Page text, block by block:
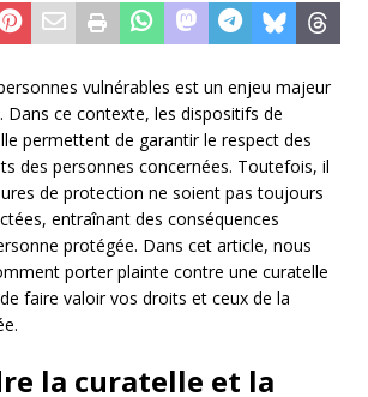
vulnérables est un enjeu majeur
Dans ce contexte, les dispositifs de
permettent de garantir le respect des
des personnes concernées. Toutefois, il
de protection ne soient pas toujours
entraînant des conséquences
protégée. Dans cet article, nous
porter plainte contre une curatelle
faire valoir vos droits et ceux de la
la curatelle et la